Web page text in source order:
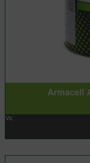
Armacell
Va: